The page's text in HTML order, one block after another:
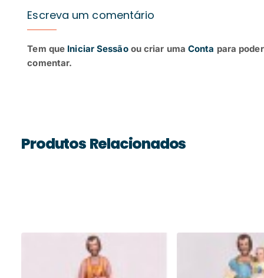
Escreva um comentário
Tem que Iniciar Sessão ou criar umaConta para poder
comentar.
Produtos Relacionados